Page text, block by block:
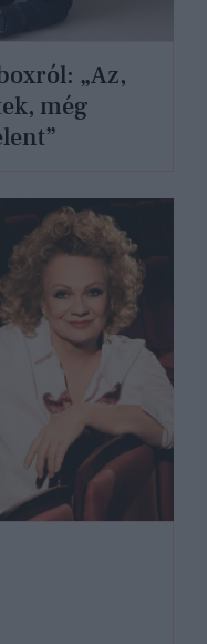
„Az,
még